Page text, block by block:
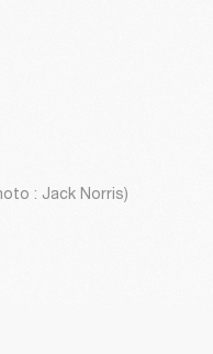
: Jack Norris)